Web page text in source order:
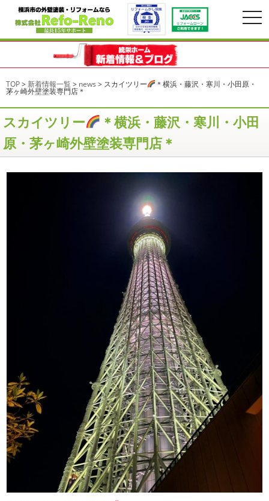
TOP> 新着情報一覧> news > スカイツリー ＊横浜・藤沢・寒川・小田原・
茅ヶ崎外壁塗装専門店＊
スカイツリー
＊横浜・藤沢・寒川・小田
原・茅ヶ崎外壁塗装専門店＊